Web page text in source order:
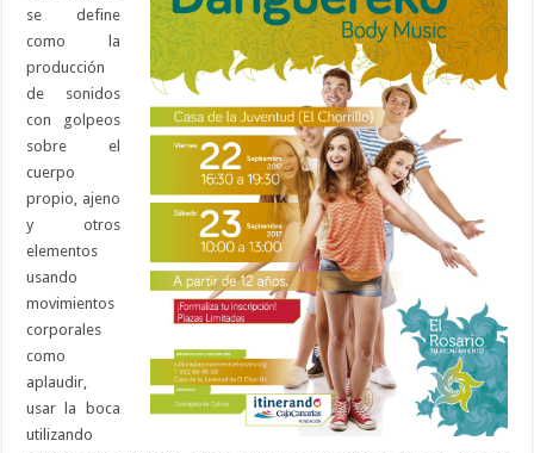
se define
como la
producción
de sonidos
con golpeos
sobre el
cuerpo
propio, ajeno
y otros
elementos
usando
movimientos
corporales
como
aplaudir,
usar la boca
utilizando